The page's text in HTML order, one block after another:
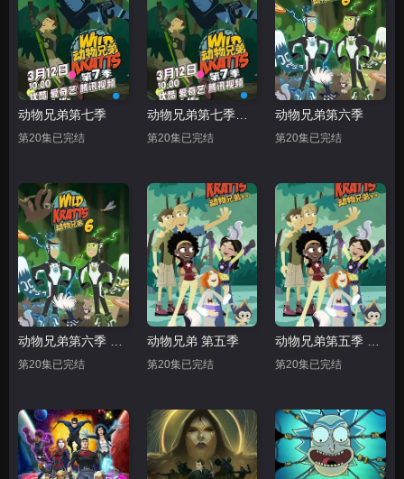
动物兄弟第七季
第20集已完结
动物兄弟第七季中文配音
第20集已完结
动物兄弟第六季
第20集已完结
动物兄弟第六季 中文配音
第20集已完结
动物兄弟 第五季
第20集已完结
动物兄弟第五季 中文配音
第20集已完结